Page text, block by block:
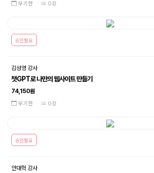
무기한 0강
승인필요
김성영 강사
챗GPT로 나만의 웹사이트 만들기
74,150원
무기한 0강
승인필요
안대혁 강사